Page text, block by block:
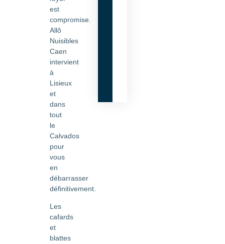
est
compromise.
Allô
Nuisibles
Caen
intervient
à
Lisieux
et
dans
tout
le
Calvados
pour
vous
en
débarrasser
définitivement.
Les
cafards
et
blattes